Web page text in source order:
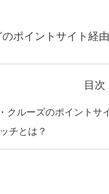
ポイントサイト経
目次
クルーズのポイントサ
チとは？